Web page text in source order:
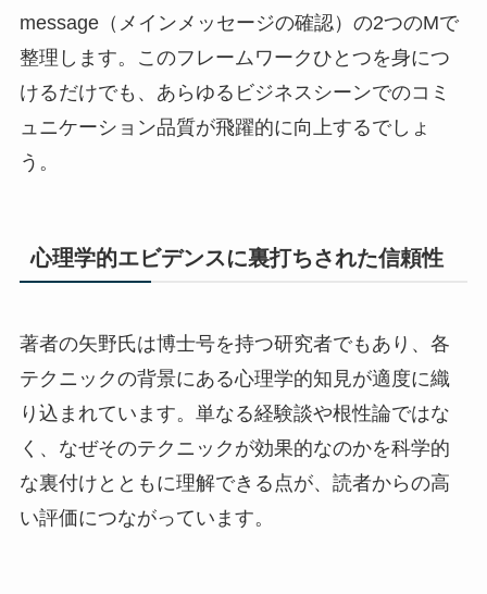
message（メインメッセージの確認）の2つのMで
整理します。このフレームワークひとつを身につ
けるだけでも、あらゆるビジネスシーンでのコミ
ュニケーション品質が飛躍的に向上するでしょ
う。
心理学的エビデンスに裏打ちされた信頼性
著者の矢野氏は博士号を持つ研究者でもあり、各
テクニックの背景にある心理学的知見が適度に織
り込まれています。単なる経験談や根性論ではな
く、なぜそのテクニックが効果的なのかを科学的
な裏付けとともに理解できる点が、読者からの高
い評価につながっています。